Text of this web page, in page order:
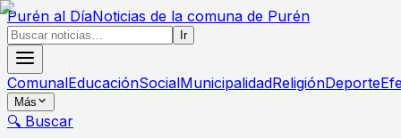
Purén al DíaNoticias de la comuna de Purén
Ir
ComunalEducaciónSocialMunicipalidadReligiónDeporte
Más
🔍 Buscar